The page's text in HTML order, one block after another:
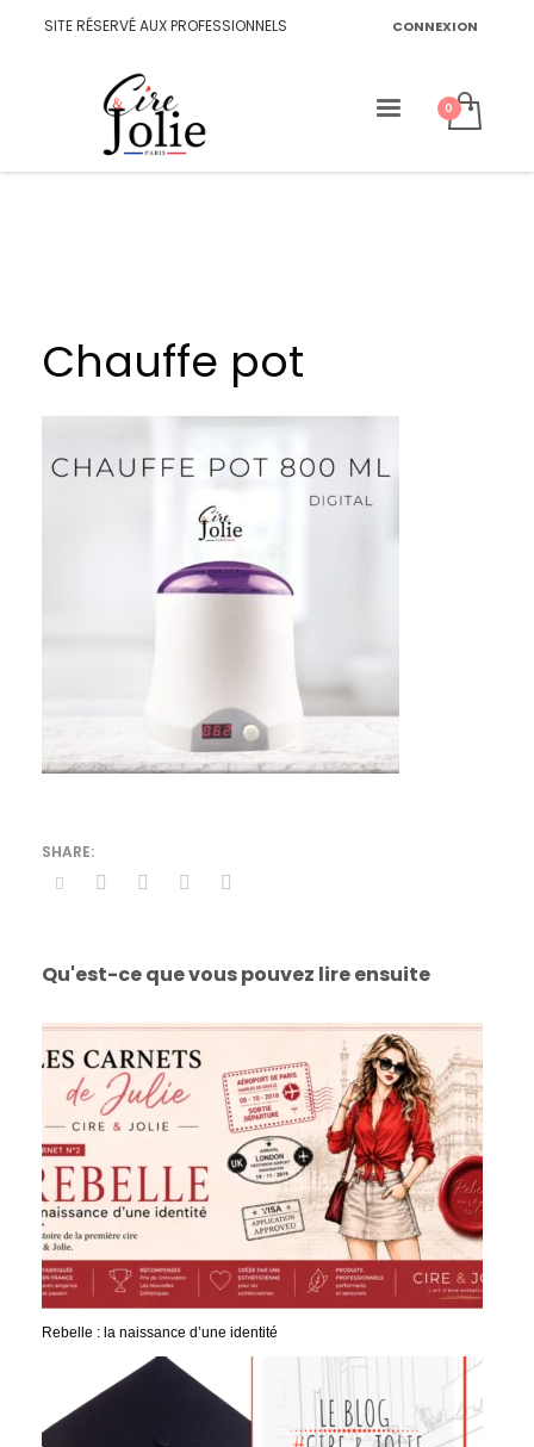
SITE RÉSERVÉ AUX PROFESSIONNELS CONNEXION
Chauffe pot
Qu'est-ce que vous pouvez lire ensuite
Rebelle : la naissance d’une identité